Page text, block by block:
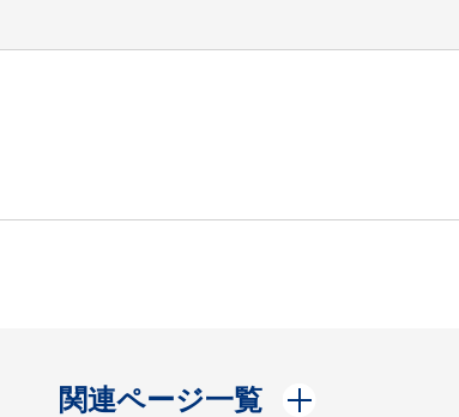
関連ページ一覧
開く